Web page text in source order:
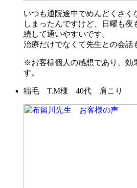
いつも通院途中でめんどくさく
しまったんですけど、日曜も夜
続して通いやすいです。
治療だけでなくて先生との会話
※お客様個人の感想であり、効
す。
稲毛 T.M様 40代 肩こり